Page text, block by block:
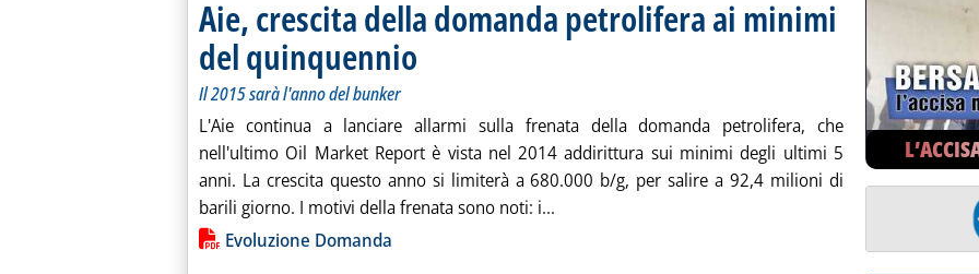
Aie, crescita della domanda petrolifera ai minimi
del quinquennio . Sottotitolo: Il 2015 sarà l'anno del bunker
. Pubblicata venerdì 28 novembre 2014 alle 15.43.
Il 2015 sarà l'anno del bunker
L'Aie continua a lanciare allarmi sulla frenata della domanda petrolifera, che
nell'ultimo Oil Market Report è vista nel 2014 addirittura sui minimi degli ultimi 5
anni. La crescita questo anno si limiterà a 680.000 b/g, per salire a 92,4 milioni di
barili giorno. I motivi della frenata sono noti: i... Leggi tutta la notizia: 'Aie, crescita della domanda
Lista allegati PDF alla notizia
Evoluzione Domanda